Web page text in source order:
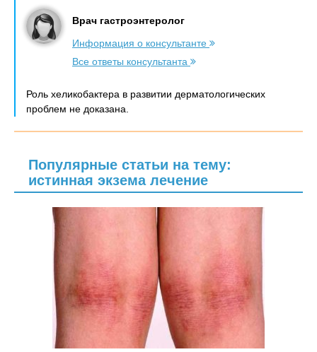
Врач гастроэнтеролог
Информация о консультанте
Все ответы консультанта
Роль хеликобактера в развитии дерматологических
проблем не доказана.
Популярные статьи на тему:
истинная экзема лечение